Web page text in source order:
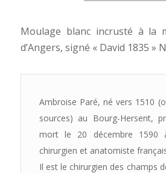
Moulage blanc incrusté à la
d’Angers, signé « David 1835 »
Ambroise Paré, né vers 1510
sources) au Bourg-Hersent,
mort le 20 décembre 1590
chirurgien et anatomiste
Il est le chirurgien des champs